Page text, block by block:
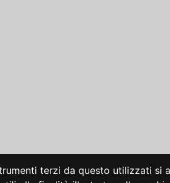
terzi da questo utilizzati si